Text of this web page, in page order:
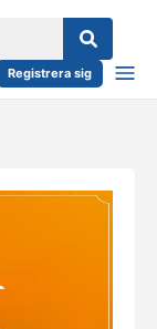
Registrera sig